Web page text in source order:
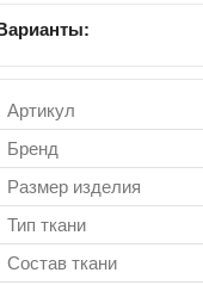
Артикул
Бренд
Размер изделия
Тип ткани
Состав ткани